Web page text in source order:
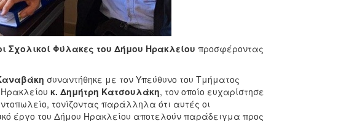
Σχολικοί Φύλακες του Δήμου Ηρακλείου προσφέροντας
συναντήθηκε με τον Υπεύθυνο του Τμήματος
κ. Δημήτρη Κατσουλάκη, τον οποίο ευχαρίστησε
τονίζοντας παράλληλα ότι αυτές οι
έργο του Δήμου Ηρακλείου αποτελούν παράδειγμα προς